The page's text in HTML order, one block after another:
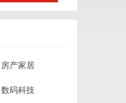
房产家居
数码科技